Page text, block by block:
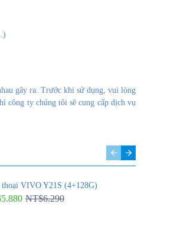
VIVO Y21S (4+128G)
NT$6.290
gây ra. Trước khi sử dụng, vui lòng
công ty chúng tôisẽ cung cấp dịch vụ